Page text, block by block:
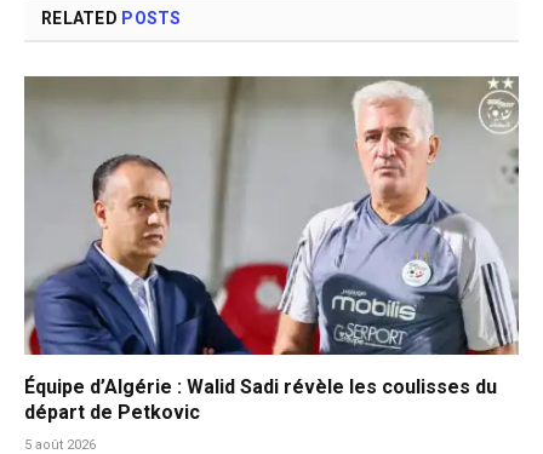
RELATED POSTS
Équipe d’Algérie : Walid Sadi révèle les coulisses du
départ de Petkovic
5 août 2026